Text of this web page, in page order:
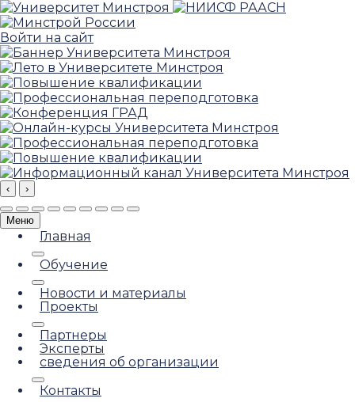
Войти на сайт
‹ ›
Меню
Главная
Обучение
Новости и материалы
Проекты
Партнеры
Эксперты
сведения об организации
Контакты